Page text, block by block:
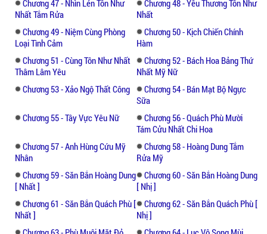
Chương 47 - Nhìn Lén Tôn Như
Nhất Tắm Rửa
Chương 48 - Yêu Thương Tôn Như
Nhất
Chương 49 - Niệm Cùng Phòng
Loại Tình Cảm
Chương 50 - Kịch Chiến Chính
Hàm
Chương 51 - Cùng Tôn Như Nhất
Thâm Lâm Yêu
Chương 52 - Bách Hoa Bảng Thứ
Nhất Mỹ Nữ
Chương 53 - Xảo Ngộ Thất Công
Chương 54 - Bán Mạt Bộ Ngực
Sữa
Chương 55 - Tây Vực Yêu Nữ
Chương 56 - Quách Phù Mười
Tám Cửu Nhất Chi Hoa
Chương 57 - Anh Hùng Cứu Mỹ
Nhân
Chương 58 - Hoàng Dung Tắm
Rửa Mỹ
Chương 59 - Săn Bắn Hoàng Dung
[ Nhất ]
Chương 60 - Săn Bắn Hoàng Dung
[ Nhị ]
Chương 61 - Săn Bắn Quách Phù [
Nhất ]
Chương 62 - Săn Bắn Quách Phù [
Nhị ]